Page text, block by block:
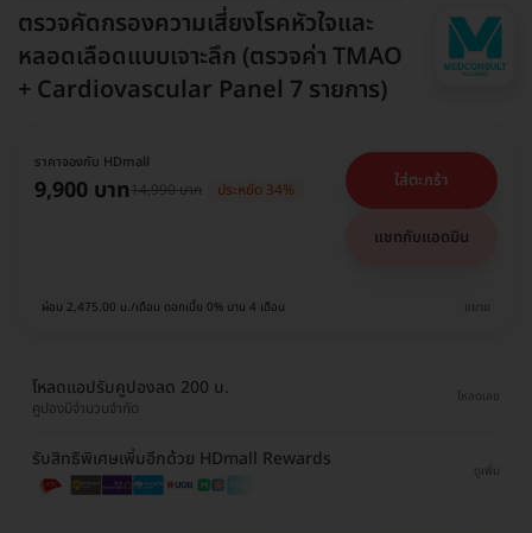
ตรวจคัดกรองความเสี่ยงโรคหัวใจและ
หลอดเลือดแบบเจาะลึก (ตรวจค่า TMAO
+ Cardiovascular Panel 7 รายการ)
ราคาจองกับ HDmall
9,900 บาท14,990 บาท ประหยัด 34% ใส่ตะกร้า
แชทกับแอดมิน
ผ่อน 2,475.00 บ./เดือน ดอกเบี้ย 0% นาน 4 เดือน ขยาย
โหลดแอปรับคูปองลด 200 บ.
คูปองมีจำนวนจำกัด
โหลดเลย
รับสิทธิพิเศษเพิ่มอีกด้วย HDmall Rewards
ดูเพิ่ม